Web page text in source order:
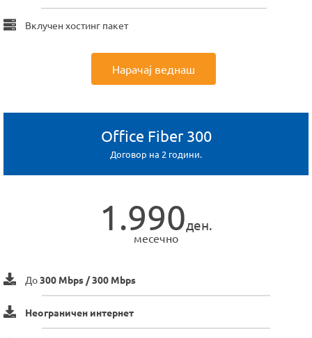
Вклучен хостинг пакет
Нарачај веднаш
Office Fiber 300
Договор на 2 години.
1.990ден.
месечно
До300 Mbps / 300 Mbps
Неограничен интернет